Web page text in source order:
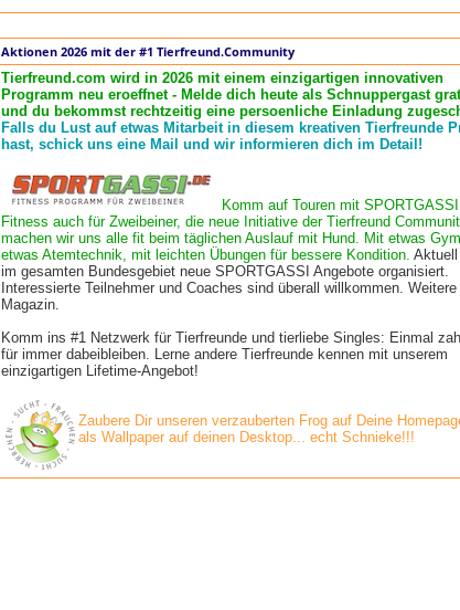
Aktionen 2026 mit der #1 Tierfreund.Community
Tierfreund.com wird in 2026 mit einem einzigartigen innovativen
Programm neu eroeffnet - Melde dich heute als Schnuppergast
und du bekommst rechtzeitig eine persoenliche Einladung
Falls du Lust auf etwas Mitarbeit in diesem kreativen Tierfreunde
hast, schick uns eine Mail und wir informieren dich im Detail!
Komm auf Touren mit
Fitness auch für Zweibeiner, die neue Initiative der Tierfreund
machen wir uns alle fit beim täglichen Auslauf mit Hund. Mit etwas
etwas Atemtechnik, mit leichten Übungen für bessere Kondition. Aktuell
im gesamten Bundesgebiet neue SPORTGASSI Angebote organisiert.
Interessierte Teilnehmer und Coaches sind überall willkommen.
Magazin.
Komm ins #1 Netzwerk für Tierfreunde und tierliebe Singles: Einmal
für immer dabeibleiben. Lerne andere Tierfreunde kennen mit unserem
einzigartigen Lifetime-Angebot!
Zaubere Dir unseren verzauberten Frog auf Deine
als Wallpaper auf deinen Desktop... echt Schnieke!!!